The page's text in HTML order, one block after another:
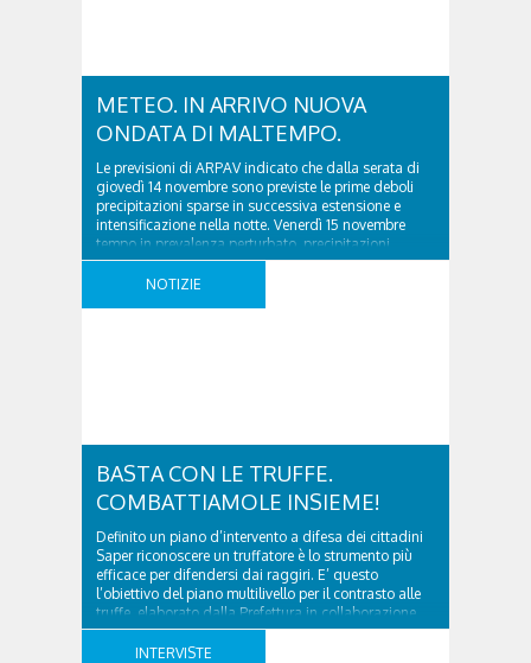
METEO. IN ARRIVO NUOVA
ONDATA DI MALTEMPO.
Le previsioni di ARPAV indicato che dalla serata di
giovedì 14 novembre sono previste le prime deboli
precipitazioni sparse in successiva estensione e
intensificazione nella notte. Venerdì 15 novembre
tempo in prevalenza perturbato, precipitazioni
diffuse, a tratti forti anche con rovesci o occasionali
temporali. Fenomeni più persistenti e con quantitativi
NOTIZIE
BASTA CON LE TRUFFE.
COMBATTIAMOLE INSIEME!
Definito un piano d’intervento a difesa dei cittadini
Saper riconoscere un truffatore è lo strumento più
efficace per difendersi dai raggiri. E’ questo
l’obiettivo del piano multilivello per il contrasto alle
truffe, elaborato dalla Prefettura in collaborazione
con Forze dell’Ordine, Provincia di Belluno, Camera
di Commercio, ANAP, Ispettorato Territoriale del
INTERVISTE